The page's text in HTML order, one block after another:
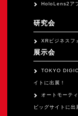
HoloLens2ア
研究会
XRビジネスフ
展示会
TOKYO
イトに出展！
オートモーテ
ビッグサイトに出